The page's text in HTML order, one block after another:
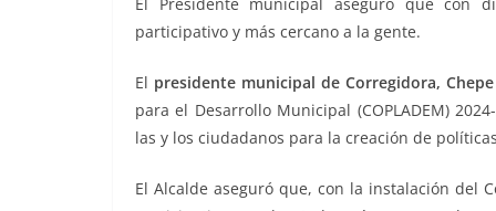
o
k
p g m tir
participativo y más cercano a la gente.
El presidente municipal de Corregidora,
para el Desarrollo Municipal (COPLADEM)
las y los ciudadanos para la creación de
El Alcalde aseguró que, con la instalación del